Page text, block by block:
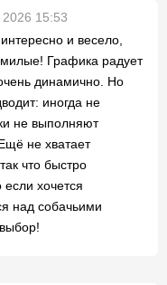
15:53
и весело,
милые! Графика радует
динамично. Но
иногда не
не выполняют
не хватает
что быстро
если хочется
над собачьими